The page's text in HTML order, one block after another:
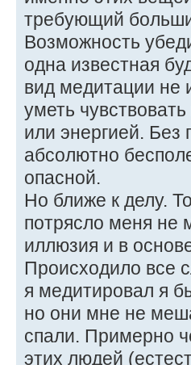
требующий
Возможность
одна известная
вид медитации не
уметь
или энергией. Без
абсолютно
опасной.
Но ближе к делу.
потрясло меня не
иллюзия и в
Происходило все
я медитировал я
но они мне не
спали. Примерно
этих людей